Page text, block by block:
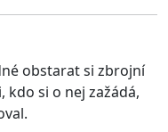
obstarat si zbrojní
kdo si o nej zažádá,